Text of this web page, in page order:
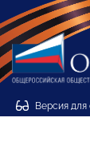
Версия